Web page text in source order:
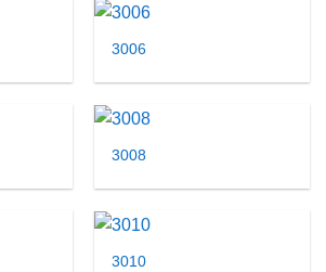
3006
3008
3010